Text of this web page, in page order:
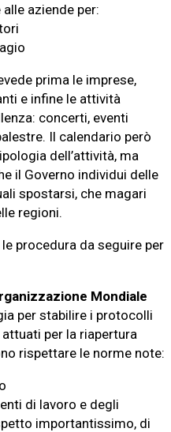
aziende per:
prima le imprese,
e infine le attività
concerti, eventi
Il calendario però
dell’attività, ma
il Governo individui delle
spostarsi, che magari
regioni.
procedura da seguire per
Mondiale
per stabilire i protocolli
per la riapertura
rispettare le norme note:
di lavoro e degli
importantissimo, di